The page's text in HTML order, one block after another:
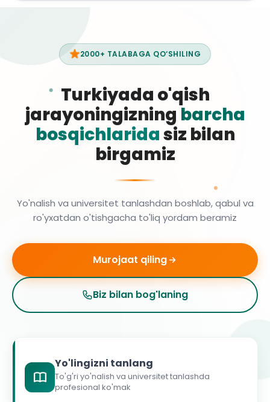
2000+ TALABAGA QO‘SHILING
Turkiyada o'qish
jarayoningizning barcha
bosqichlaridasiz bilan
birgamiz
Yo'nalish va universitet tanlashdan boshlab, qabul va
ro'yxatdan o'tishgacha to'liq yordam beramiz
Murojaat qiling
Biz bilan bog'laning
Yo'lingizni tanlang
To'g'ri yo'nalish va universitet tanlashda
profesional ko'mak